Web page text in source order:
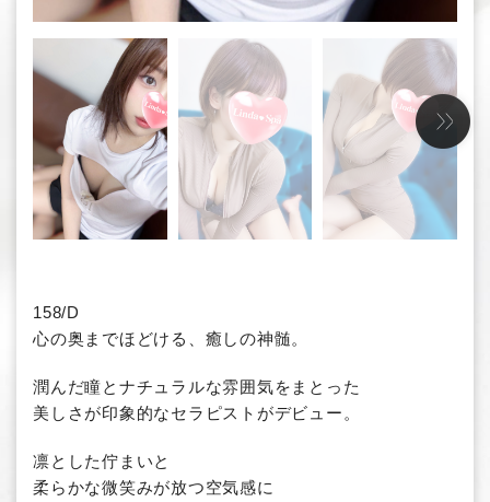
158/D
心の奥までほどける、癒しの神髄。
潤んだ瞳とナチュラルな雰囲気をまとった
美しさが印象的なセラピストがデビュー。
凛とした佇まいと
柔らかな微笑みが放つ空気感に